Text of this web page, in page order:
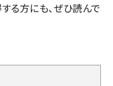
る方にも、ぜひ読んで